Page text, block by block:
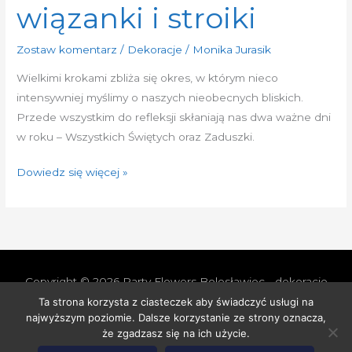
wiązanki i stroiki
Zostaw komentarz / Dekoracje / Monika Jurasik
Wielkimi krokami zbliża się okres, w którym nieco
intensywniej myślimy o naszych nieobecnych bliskich.
Przede wszystkim do refleksji skłaniają nas dwa ważne dni
w roku – Wszystkich Świętych oraz Zaduszki.
Dowiedz się więcej »
Copyright © 2026Party Flowers Bolesławiec - dekoracje
nie tylko ślubne
Polityka prywatności i cookies
Polityka Jakości
Ta strona korzysta z ciasteczek aby świadczyć usługi na
najwyższym poziomie. Dalsze korzystanie ze strony oznacza,
że zgadzasz się na ich użycie.